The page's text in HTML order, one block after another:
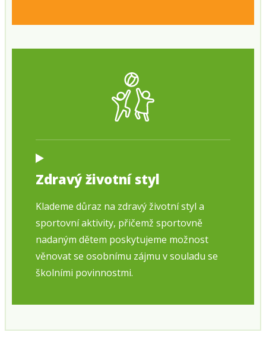
Zdravý životní styl
Klademe důraz na zdravý životní styl a
sportovní aktivity, přičemž sportovně
nadaným dětem poskytujeme možnost
věnovat se osobnímu zájmu v souladu se
školními povinnostmi.